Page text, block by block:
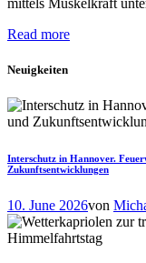
Read more
Neuigkeiten
Interschutz in Hannover.
Zukunftsentwicklungen
10. June 2026von